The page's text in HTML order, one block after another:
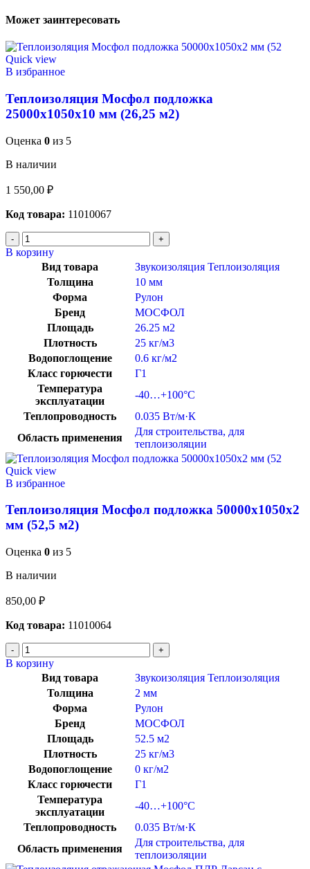
Может заинтересовать
Quick view
В избранное
Теплоизоляция Мосфол подложка
25000х1050х10 мм (26,25 м2)
Оценка 0 из 5
В наличии
1 550,00 ₽
Код товара: 11010067
В корзину
Вид товара
Звукоизоляция Теплоизоляция
Толщина
10 мм
Форма
Рулон
Бренд
МОСФОЛ
Площадь
26.25 м2
Плотность
25 кг/м3
Водопоглощение
0.6 кг/м2
Класс горючести
Г1
Температура
эксплуатации
-40…+100°C
Теплопроводность
0.035 Вт/м·К
Область применения
Для строительства, для
теплоизоляции
Quick view
В избранное
Теплоизоляция Мосфол подложка 50000х1050х2
мм (52,5 м2)
Оценка 0 из 5
В наличии
850,00 ₽
Код товара: 11010064
В корзину
Вид товара
Звукоизоляция Теплоизоляция
Толщина
2 мм
Форма
Рулон
Бренд
МОСФОЛ
Площадь
52.5 м2
Плотность
25 кг/м3
Водопоглощение
0 кг/м2
Класс горючести
Г1
Температура
эксплуатации
-40…+100°C
Теплопроводность
0.035 Вт/м·К
Область применения
Для строительства, для
теплоизоляции